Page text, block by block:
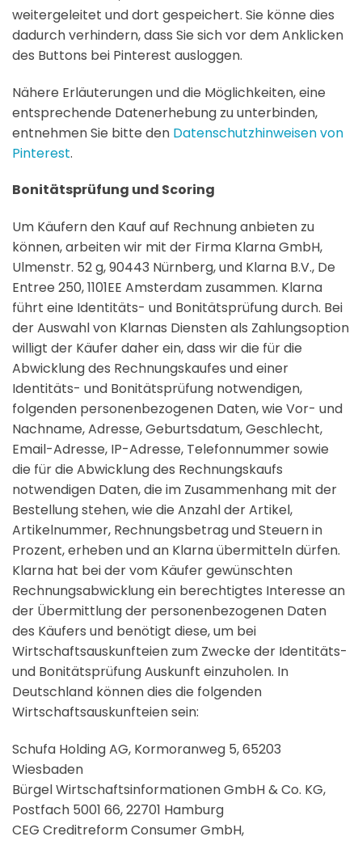
weitergeleitet und dort gespeichert. Sie könne dies
dadurch verhindern, dass Sie sich vor dem Anklicken
des Buttons bei Pinterest ausloggen.
Nähere Erläuterungen und die Möglichkeiten, eine
entsprechende Datenerhebung zu unterbinden,
entnehmen Sie bitte den Datenschutzhinweisen von
Pinterest.
Bonitätsprüfung und Scoring
Um Käufern den Kauf auf Rechnung anbieten zu
können, arbeiten wir mit der Firma Klarna GmbH,
Ulmenstr. 52 g, 90443 Nürnberg, und Klarna B.V., De
Entree 250, 1101EE Amsterdam zusammen. Klarna
führt eine Identitäts- und Bonitätsprüfung durch. Bei
der Auswahl von Klarnas Diensten als Zahlungsoption
willigt der Käufer daher ein, dass wir die für die
Abwicklung des Rechnungskaufes und einer
Identitäts- und Bonitätsprüfung notwendigen,
folgenden personenbezogenen Daten, wie Vor- und
Nachname, Adresse, Geburtsdatum, Geschlecht,
Email-Adresse, IP-Adresse, Telefonnummer sowie
die für die Abwicklung des Rechnungskaufs
notwendigen Daten, die im Zusammenhang mit der
Bestellung stehen, wie die Anzahl der Artikel,
Artikelnummer, Rechnungsbetrag und Steuern in
Prozent, erheben und an Klarna übermitteln dürfen.
Klarna hat bei der vom Käufer gewünschten
Rechnungsabwicklung ein berechtigtes Interesse an
der Übermittlung der personenbezogenen Daten
des Käufers und benötigt diese, um bei
Wirtschaftsauskunfteien zum Zwecke der Identitäts-
und Bonitätsprüfung Auskunft einzuholen. In
Deutschland können dies die folgenden
Wirtschaftsauskunfteien sein:
Schufa Holding AG, Kormoranweg 5, 65203
Wiesbaden
Bürgel Wirtschaftsinformationen GmbH & Co. KG,
Postfach 5001 66, 22701 Hamburg
CEG Creditreform Consumer GmbH,